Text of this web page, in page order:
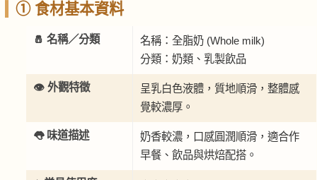
① 食材基本資料
🧂 名稱／分類
名稱：全脂奶 (Whole milk)
分類：奶類、乳製飲品
👁️ 外觀特徵
呈乳白色液體，質地順滑，整體感
覺較濃厚。
👅 味道描述
奶香較濃，口感圓潤順滑，適合作
早餐、飲品與烘焙配搭。